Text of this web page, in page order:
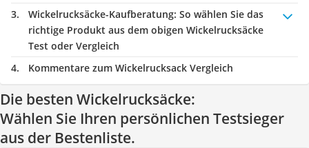
Wickelrucksäcke-Kaufberatung: So wählen Sie das
richtige Produkt aus dem obigen Wickelrucksäcke
Test oder Vergleich
Kommentare zum Wickelrucksack Vergleich
Die besten Wickelrucksäcke:
Wählen Sie Ihren persönlichen Testsieger
aus der Bestenliste.